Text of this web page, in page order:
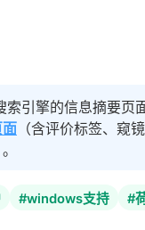
引擎的信息摘要页面
（含评价标签、窥
#windows支持 #